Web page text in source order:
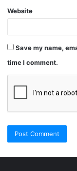
Website
Save my name,
time I comment.